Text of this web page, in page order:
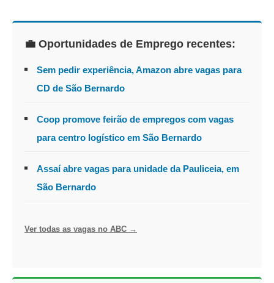
💼 Oportunidades de Emprego recentes:
Sem pedir experiência, Amazon abre vagas para
CD de São Bernardo
Coop promove feirão de empregos com vagas
para centro logístico em São Bernardo
Assaí abre vagas para unidade da Pauliceia, em
São Bernardo
Ver todas as vagas no ABC →